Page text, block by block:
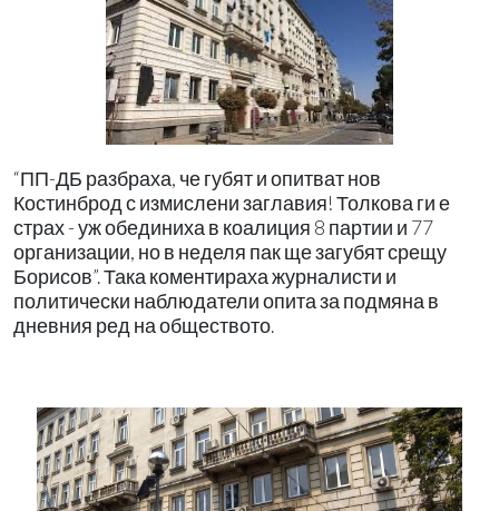
“ПП-ДБ разбраха, че губят и опитват нов
Костинброд с измислени заглавия! Толкова ги е
страх - уж обединиха в коалиция 8 партии и 77
организации, но в неделя пак ще загубят срещу
Борисов”. Така коментираха журналисти и
политически наблюдатели опита за подмяна в
дневния ред на обществото.